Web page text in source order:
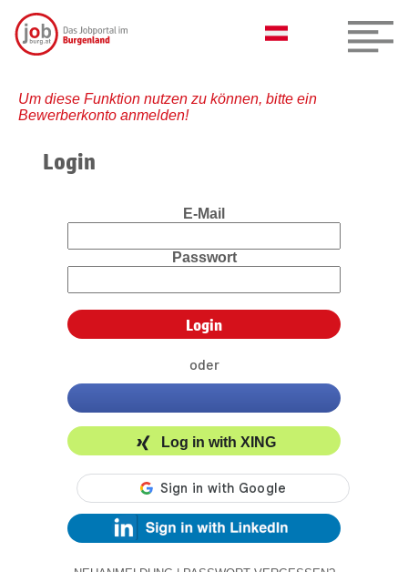
Um diese Funktion nutzen zu können, bitte ein
Bewerberkonto anmelden!
Login
E-Mail
Passwort
oder
Log in with XING